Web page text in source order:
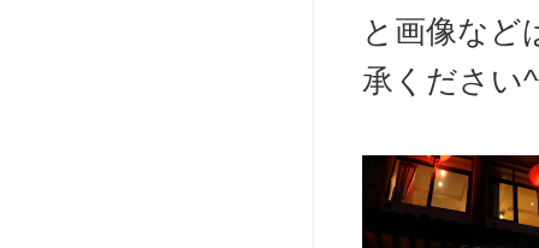
と画像など
承ください